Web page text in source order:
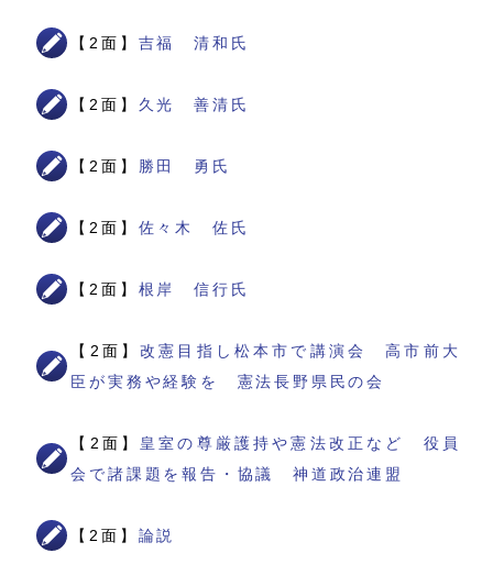
【2面】 吉福 清和氏
【2面】 久光 善清氏
【2面】 勝田 勇氏
【2面】 佐々木 佐氏
【2面】 根岸 信行氏
【2面】改憲目指し松本市で講演会 高市前大
臣が実務や経験を 憲法長野県民の会
【2面】 皇室の尊厳護持や憲法改正など 役員
会で諸課題を報告・協議 神道政治連盟
【2面】 論説